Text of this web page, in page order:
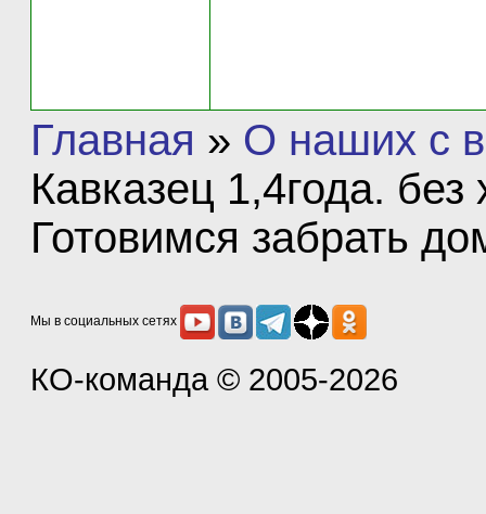
Главная » О наших с
Кавказец 1,4года.
Готовимся забрать
Мы в социальных сетях
КО-команда © 2005-2026